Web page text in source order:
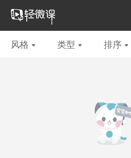
风格 类型 排序